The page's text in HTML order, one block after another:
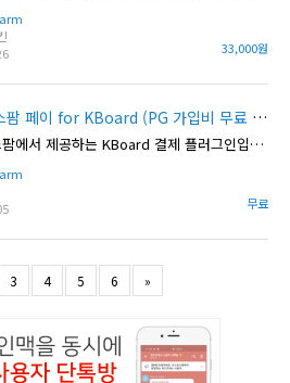
33,000원
코스모스팜 페이 for KBoard (PG 가입비 무료 이벤트)
코스모스팜에서 제공하는 KBoard 결제 플러그인입니다.
무료
3 4 5 6 »